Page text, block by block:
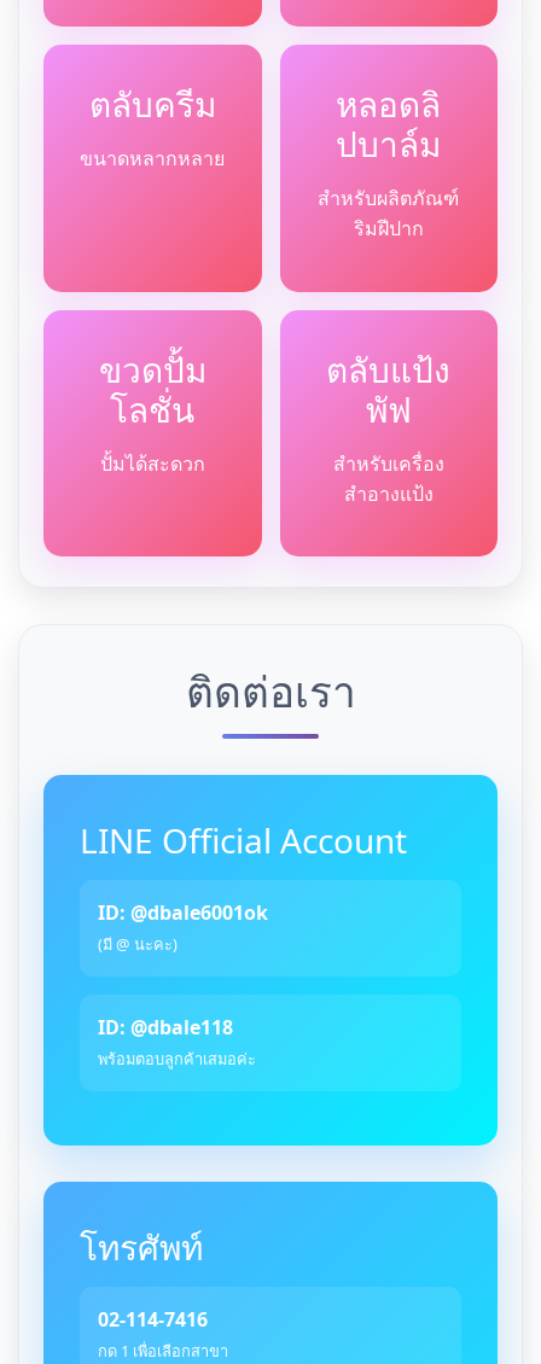
ตลับครีม
ขนาดหลากหลาย
หลอดลิ
ปบาล์ม
สำหรับผลิตภัณฑ์
ริมฝีปาก
ขวดปั้ม
โลชั่น
ปั้มได้สะดวก
ตลับแป้ง
พัฟ
สำหรับเครื่อง
สำอางแป้ง
ติดต่อเรา
LINE Official Account
ID: @dbale6001ok
(มี @ นะคะ)
ID: @dbale118
พร้อมตอบลูกค้าเสมอค่ะ
โทรศัพท์
02-114-7416
กด 1 เพื่อเลือกสาขา